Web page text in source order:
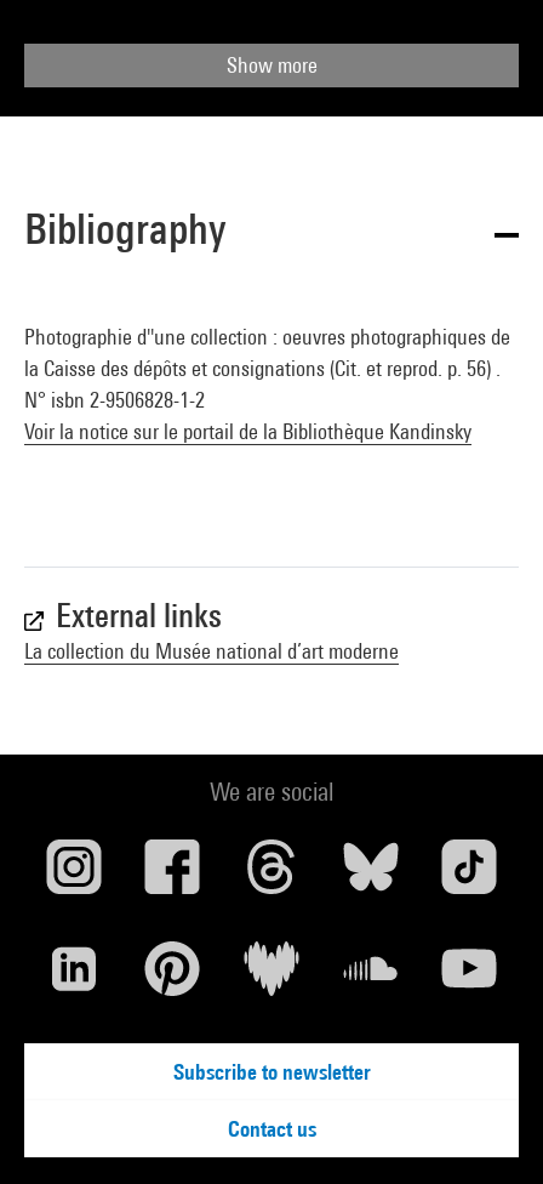
Show more
Bibliography
Photographie d''une collection : oeuvres photographiques de
la Caisse des dépôts et consignations (Cit. et reprod. p. 56) .
N° isbn 2-9506828-1-2
Voir la notice sur le portail de la Bibliothèque Kandinsky
External links
La collection du Musée national d’art moderne
We are social
Subscribe to newsletter
Contact us